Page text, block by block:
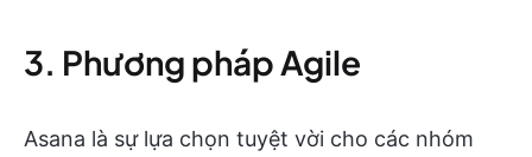
3. Phương pháp Agile
Asana là sự lựa chọn tuyệt vời cho các nhóm